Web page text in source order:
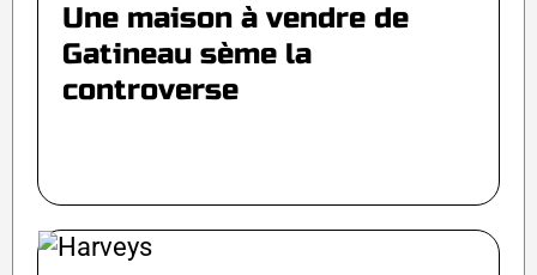
Une maison à vendre de
Gatineau sème la
controverse